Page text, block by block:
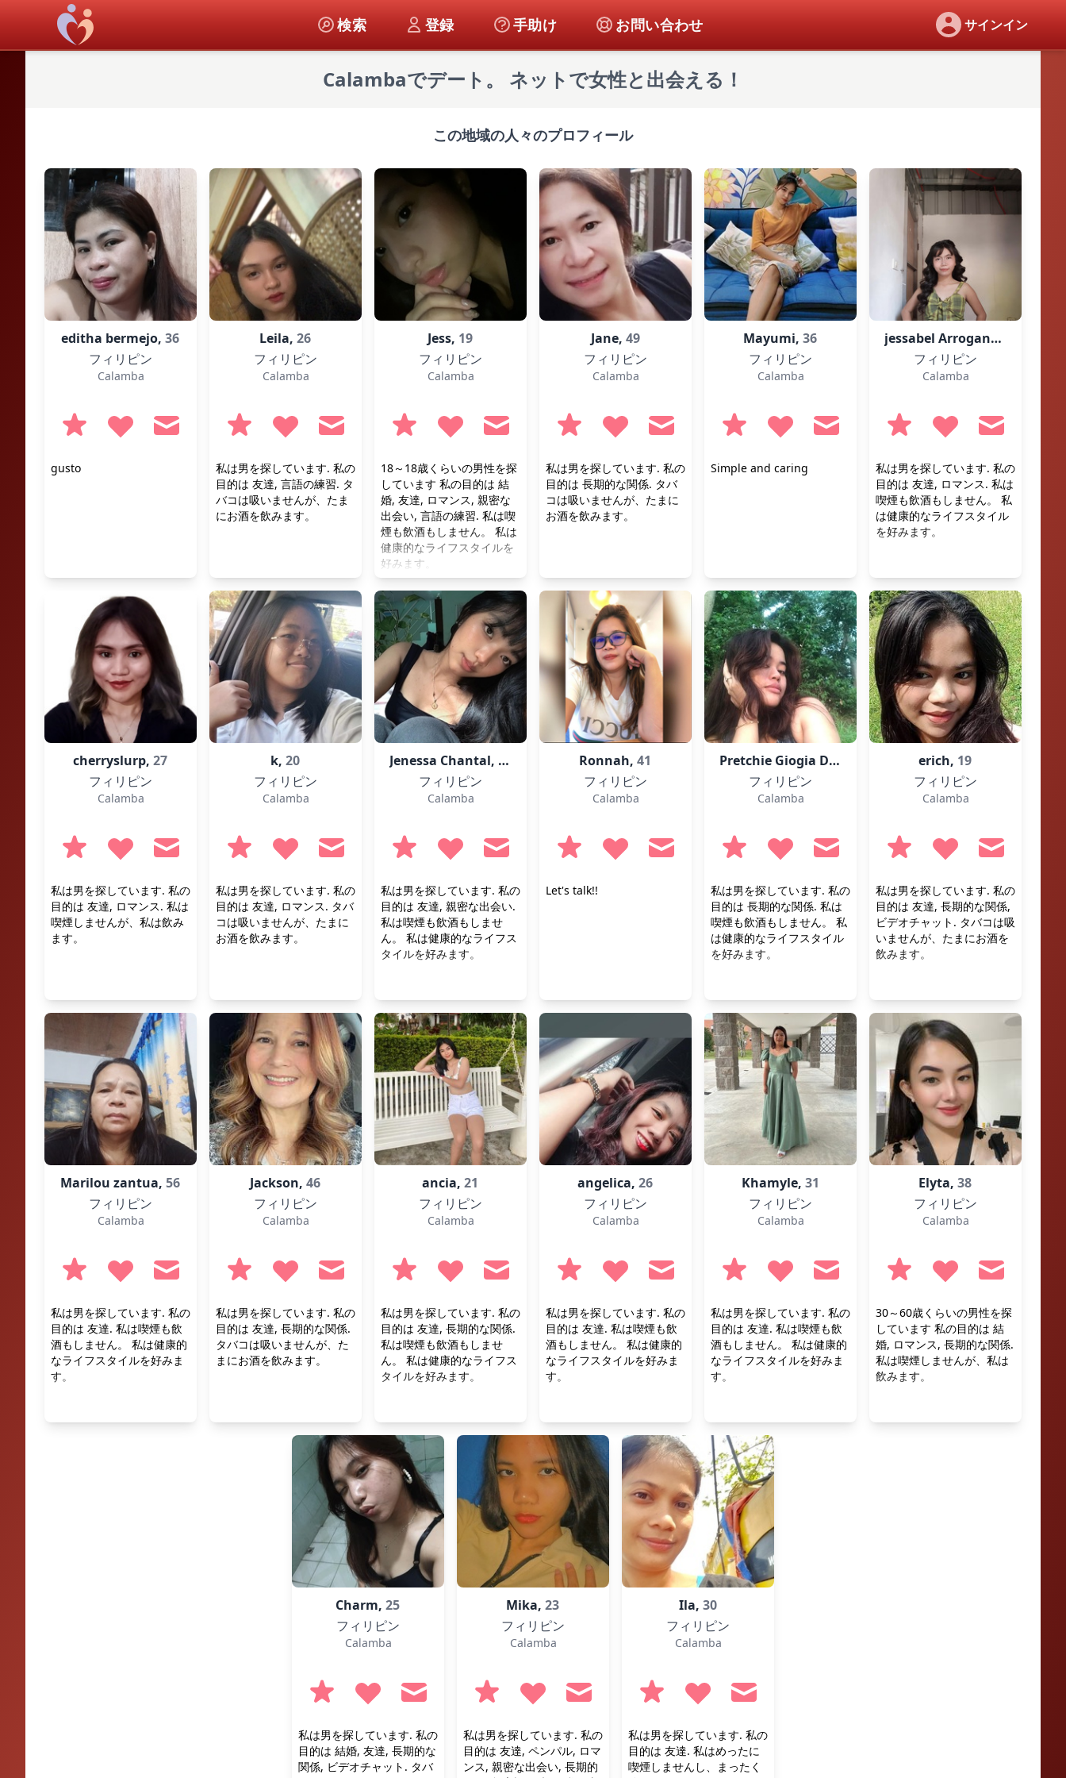
検索 登録 手助け お問い合わせ サインイン
Calambaでデート。 ネットで女性と出会える！
この地域の人々のプロフィール
editha bermejo,36
フィリピン
Calamba
gusto
Leila,26
フィリピン
Calamba
私は男を探しています. 私の
目的は 友達, 言語の練習. タ
バコは吸いませんが、たま
にお酒を飲みます。
Jess, 19
フィリピン
Calamba
18～18歳くらいの男性を探
しています 私の目的は 結
婚, 友達, ロマンス, 親密な
出会い, 言語の練習. 私は喫
煙も飲酒もしません。 私は
健康的なライフスタイルを
好みます。
Jane, 49
フィリピン
Calamba
私は男を探しています. 私の
目的は 長期的な関係. タバ
コは吸いませんが、たまに
お酒を飲みます。
Mayumi,36
フィリピン
Calamba
Simple and caring
jessabel Arrogante,
フィリピン
Calamba
私は男を探しています. 私の
目的は 友達, ロマンス. 私は
喫煙も飲酒もしません。 私
は健康的なライフスタイル
を好みます。
cherryslurp,27
フィリピン
Calamba
私は男を探しています. 私の
目的は 友達, ロマンス. 私は
喫煙しませんが、私は飲み
ます。
k,20
フィリピン
Calamba
私は男を探しています. 私の
目的は 友達, ロマンス. タバ
コは吸いませんが、たまに
お酒を飲みます。
Jenessa Chantal,
18
フィリピン
Calamba
私は男を探しています. 私の
目的は 友達, 親密な出会い.
私は喫煙も飲酒もしませ
ん。 私は健康的なライフス
タイルを好みます。
Ronnah,41
フィリピン
Calamba
Let's talk!!
Pretchie Giogia Dy,
フィリピン
Calamba
私は男を探しています. 私の
目的は 長期的な関係. 私は
喫煙も飲酒もしません。 私
は健康的なライフスタイル
を好みます。
erich, 19
フィリピン
Calamba
私は男を探しています. 私の
目的は 友達, 長期的な関係,
ビデオチャット. タバコは吸
いませんが、たまにお酒を
飲みます。
Marilou zantua,56
フィリピン
Calamba
私は男を探しています. 私の
目的は 友達. 私は喫煙も飲
酒もしません。 私は健康的
なライフスタイルを好みま
す。
Jackson,46
フィリピン
Calamba
私は男を探しています. 私の
目的は 友達, 長期的な関係.
タバコは吸いませんが、た
まにお酒を飲みます。
ancia,21
フィリピン
Calamba
私は男を探しています. 私の
目的は 友達, 長期的な関係.
私は喫煙も飲酒もしませ
ん。 私は健康的なライフス
タイルを好みます。
angelica,26
フィリピン
Calamba
私は男を探しています. 私の
目的は 友達. 私は喫煙も飲
酒もしません。 私は健康的
なライフスタイルを好みま
す。
Khamyle, 31
フィリピン
Calamba
私は男を探しています. 私の
目的は 友達. 私は喫煙も飲
酒もしません。 私は健康的
なライフスタイルを好みま
す。
Elyta,38
フィリピン
Calamba
30～60歳くらいの男性を探
しています 私の目的は 結
婚, ロマンス, 長期的な関係.
私は喫煙しませんが、私は
飲みます。
Charm,25
フィリピン
Calamba
私は男を探しています. 私の
目的は 結婚, 友達, 長期的な
関係, ビデオチャット. タバ
Mika,23
フィリピン
Calamba
私は男を探しています. 私の
目的は 友達, ペンパル, ロマ
ンス, 親密な出会い, 長期的
Ila, 30
フィリピン
Calamba
私は男を探しています. 私の
目的は 友達. 私はめったに
喫煙しませんし、まったく